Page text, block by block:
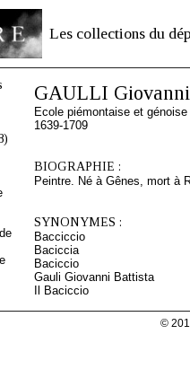
Les collections du
GAULLI
Ecole piémontaise et génoise
1639-1709
BIOGRAPHIE :
Peintre. Né à Gênes, mort à
SYNONYMES :
Bacciccio
Baciccia
Baciccio
Gauli Giovanni Battista
Il Baciccio
©